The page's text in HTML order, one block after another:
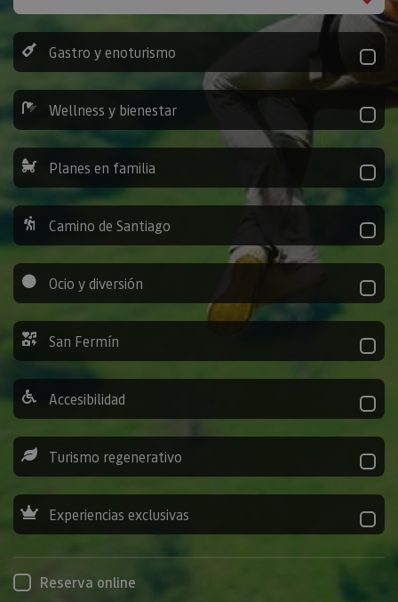
Gastro y enoturismo
Wellness y bienestar
Planes en familia
Camino de Santiago
Ocio y diversión
San Fermín
Accesibilidad
Turismo regenerativo
Experiencias exclusivas
Reserva online